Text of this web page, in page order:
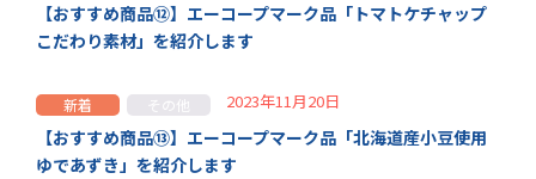
【おすすめ商品⑫】エーコープマーク品「トマトケチャップ
こだわり素材」を紹介します
新着 その他 2023年11月20日
【おすすめ商品⑬】エーコープマーク品「北海道産小豆使用
ゆであずき」を紹介します